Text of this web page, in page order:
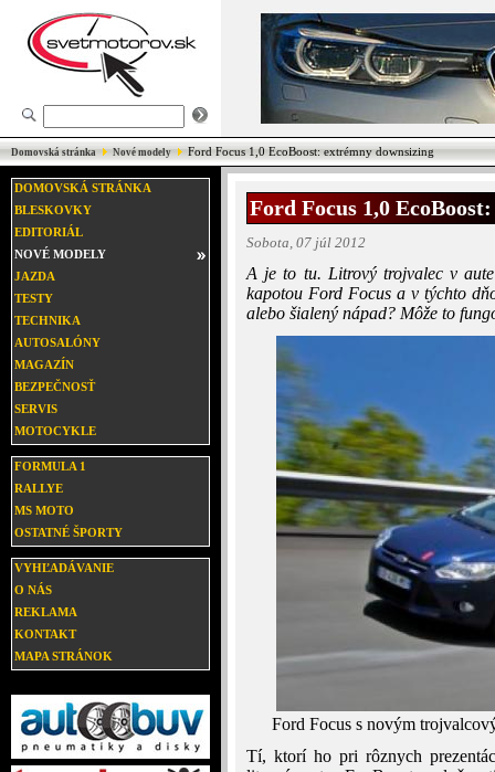
Domovská stránka Nové modely Ford Focus 1,0 EcoBoost: extrémny downsizing
DOMOVSKÁ STRÁNKA
BLESKOVKY
EDITORIÁL
NOVÉ MODELY
JAZDA
TESTY
TECHNIKA
AUTOSALÓNY
MAGAZÍN
BEZPEČNOSŤ
SERVIS
MOTOCYKLE
FORMULA 1
RALLYE
MS MOTO
OSTATNÉ ŠPORTY
VYHĽADÁVANIE
O NÁS
REKLAMA
KONTAKT
MAPA STRÁNOK
Ford Focus 1,0
Sobota, 07 júl 2012
A je to tu. Litrový trojvalec v
kapotou Ford Focus a v týchto
alebo šialený nápad? Môže to
Ford Focus s novým
Tí, ktorí ho pri rôznych